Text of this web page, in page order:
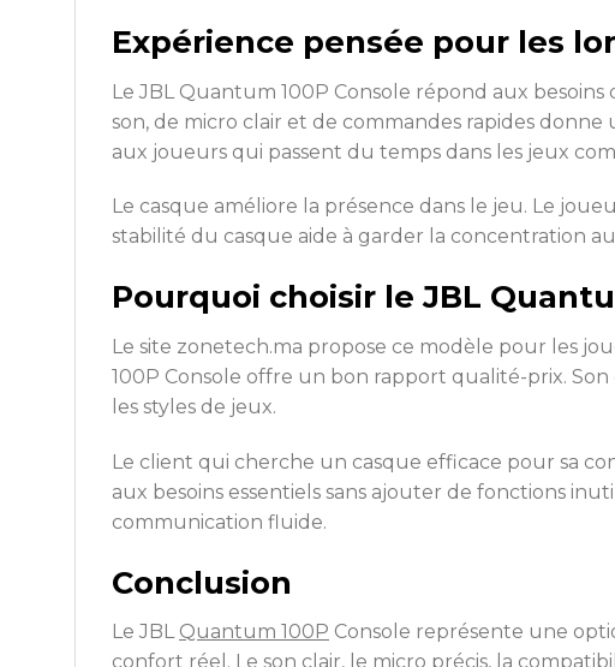
Expérience pensée pour les
Le JBL Quantum 100P Console répond aux
son, de micro clair et de commandes rapides
aux joueurs qui passent du temps dans les jeux
Le casque améliore la présence dans le jeu. Le
stabilité du casque aide à garder la concentration
Pourquoi choisir le JBL
Le site zonetech.ma propose ce modèle pour les
100P Console offre un bon rapport qualité-prix.
les styles de jeux.
Le client qui cherche un casque efficace pour sa
aux besoins essentiels sans ajouter de fonctions
communication fluide.
Conclusion
Le JBL Quantum 100P Console représente une
confort réel. Le son clair, le micro précis, la